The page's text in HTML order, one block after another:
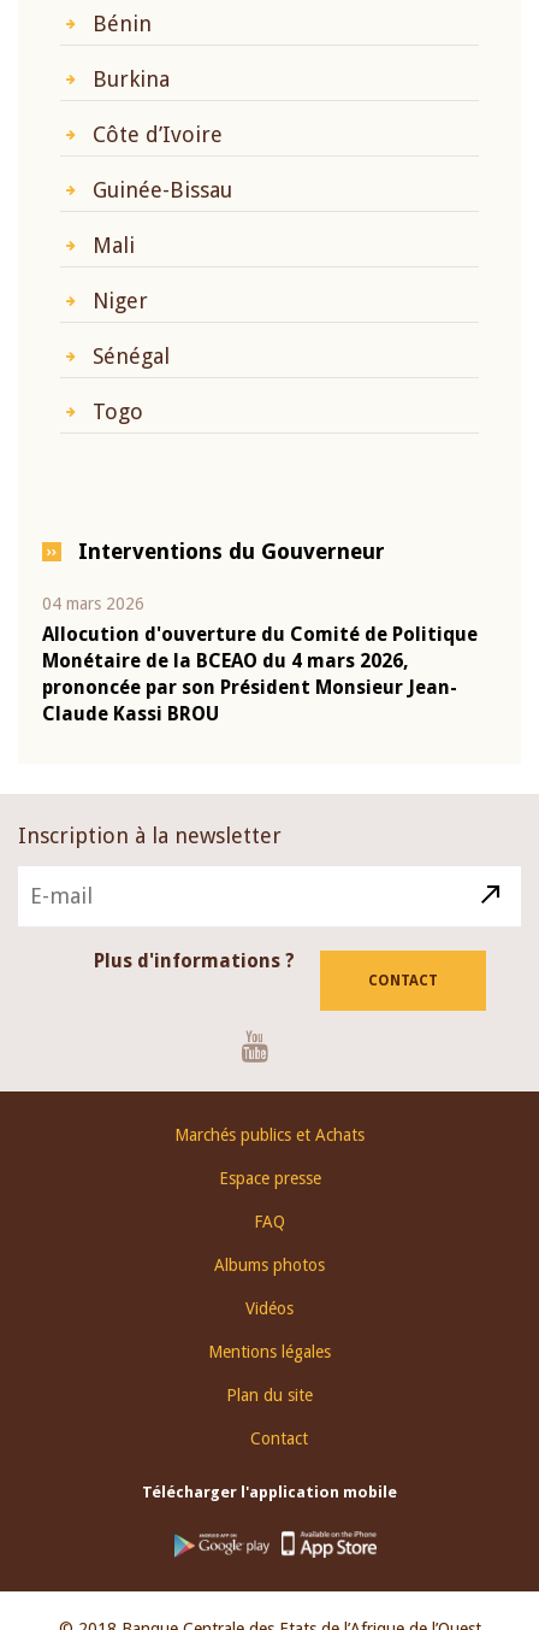
Bénin
Burkina
Côte d’Ivoire
Guinée-Bissau
Mali
Niger
Sénégal
Togo
Interventions du Gouverneur
04 mars 2026
Allocution d'ouverture du Comité de Politique
Monétaire de la BCEAO du 4 mars 2026,
prononcée par son Président Monsieur Jean-
Claude Kassi BROU
Inscription à la newsletter
Plus d'informations ?
CONTACT
Marchés publics et Achats
Espace presse
FAQ
Albums photos
Vidéos
Mentions légales
Plan du site
Contact
Télécharger l'application mobile